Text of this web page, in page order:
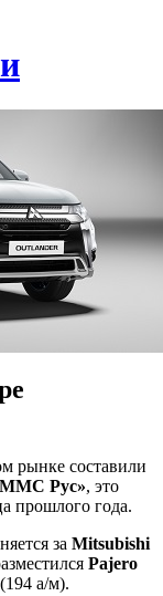
рынке составили
Рус», это
прошлого года.
за Mitsubishi
Pajero
(194 а/м).